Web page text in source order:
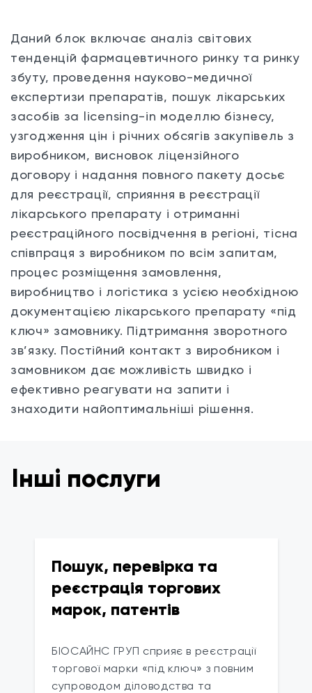
Даний блок включає аналіз світових
тенденцій фармацевтичного ринку та ринку
збуту, проведення науково-медичної
експертизи препаратів, пошук лікарських
засобів за licensing-in моделлю бізнесу,
узгодження цін і річних обсягів закупівель з
виробником, висновок ліцензійного
договору і надання повного пакету досьє
для реєстрації, сприяння в реєстрації
лікарського препарату і отриманні
реєстраційного посвідчення в регіоні, тісна
співпраця з виробником по всім запитам,
процес розміщення замовлення,
виробництво і логістика з усією необхідною
документацією лікарського препарату «під
ключ» замовнику. Підтримання зворотного
зв’язку. Постійний контакт з виробником і
замовником дає можливість швидко і
ефективно реагувати на запити і
знаходити найоптимальніші рішення.
Інші послуги
Пошук, перевірка та
реєстрація торгових
марок, патентів
БІОСАЙНС ГРУП сприяє в реєстрації
торгової марки «під ключ» з повним
супроводом діловодства та